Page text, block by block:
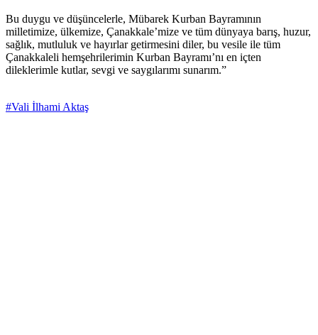
Bu duygu ve düşüncelerle, Mübarek Kurban Bayramının
milletimize, ülkemize, Çanakkale’mize ve tüm dünyaya barış, huzur,
sağlık, mutluluk ve hayırlar getirmesini diler, bu vesile ile tüm
Çanakkaleli hemşehrilerimin Kurban Bayramı’nı en içten
dileklerimle kutlar, sevgi ve saygılarımı sunarım.”
#Vali İlhami Aktaş